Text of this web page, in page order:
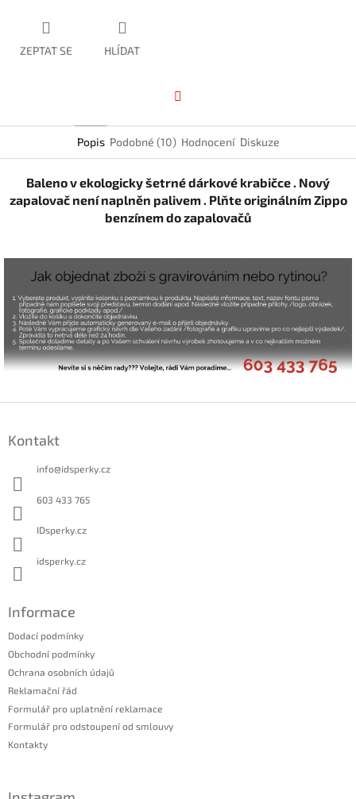
ZEPTAT SE HLÍDAT
Popis Podobné (10) Hodnocení Diskuze
Baleno v ekologicky šetrné dárkové krabičce . Nový
zapalovač není naplněn palivem . Plňte originálním Zippo
benzínem do zapalovačů
Kontakt
info@idsperky.cz
603 433 765
IDsperky.cz
idsperky.cz
Informace
Dodací podmínky
Obchodní podmínky
Ochrana osobních údajů
Reklamační řád
Formulář pro uplatnění reklamace
Formulář pro odstoupení od smlouvy
Kontakty